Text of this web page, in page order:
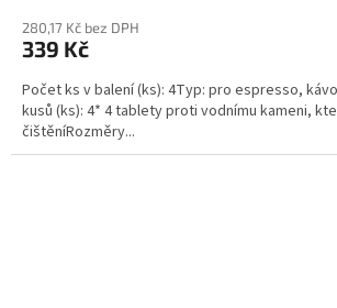
280,17 Kč bez DPH
339 Kč
Počet ks v balení (ks): 4Typ: pro espresso,
kusů (ks): 4* 4 tablety proti vodnímu kameni,
čištěníRozměry...